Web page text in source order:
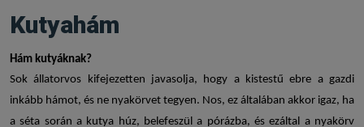
Kutyahám
Hám kutyáknak?
Sok állatorvos kifejezetten javasolja, hogy a kistestű ebre a gazdi
inkább hámot, és ne nyakörvet tegyen. Nos, ez általában akkor igaz, ha
a séta során a kutya húz, belefeszül a pórázba, és ezáltal a nyakörv